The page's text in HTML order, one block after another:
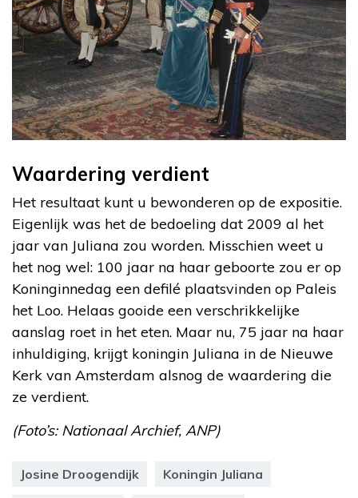
Waardering verdient
Het resultaat kunt u bewonderen op de expositie.
Eigenlijk was het de bedoeling dat 2009 al het
jaar van Juliana zou worden. Misschien weet u
het nog wel: 100 jaar na haar geboorte zou er op
Koninginnedag een defilé plaatsvinden op Paleis
het Loo. Helaas gooide een verschrikkelijke
aanslag roet in het eten. Maar nu, 75 jaar na haar
inhuldiging, krijgt koningin Juliana in de Nieuwe
Kerk van Amsterdam alsnog de waardering die
ze verdient.
(Foto’s: Nationaal Archief, ANP)
Josine Droogendijk Koningin Juliana